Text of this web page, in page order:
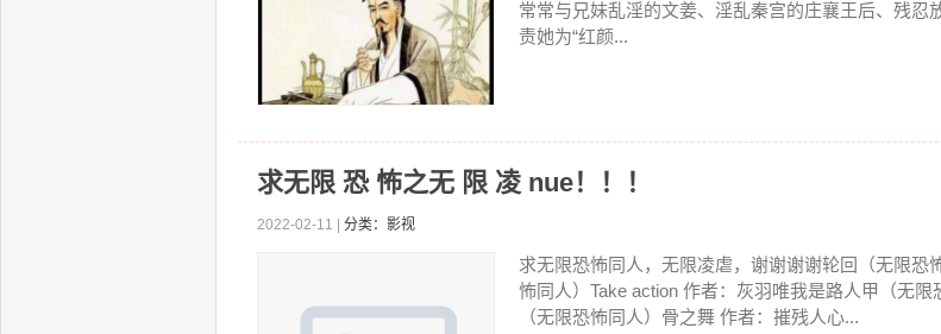
常常与兄妹乱淫的文姜、淫乱秦宫的庄襄王后、残忍
责她为“红颜...
求无限 恐 怖之无 限 凌 nue！！！
2022-02-11 | 分类：影视
求无限恐怖同人，无限凌虐，谢谢谢谢轮回（无限恐
怖同人）Take action 作者：灰羽唯我是路人甲（无
（无限恐怖同人）骨之舞 作者：摧残人心...